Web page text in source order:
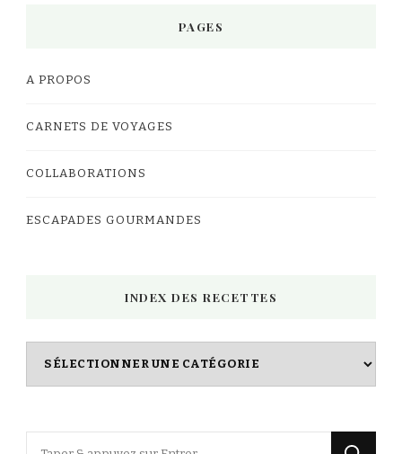
PAGES
A PROPOS
CARNETS DE VOYAGES
COLLABORATIONS
ESCAPADES GOURMANDES
INDEX DES RECETTES
Index